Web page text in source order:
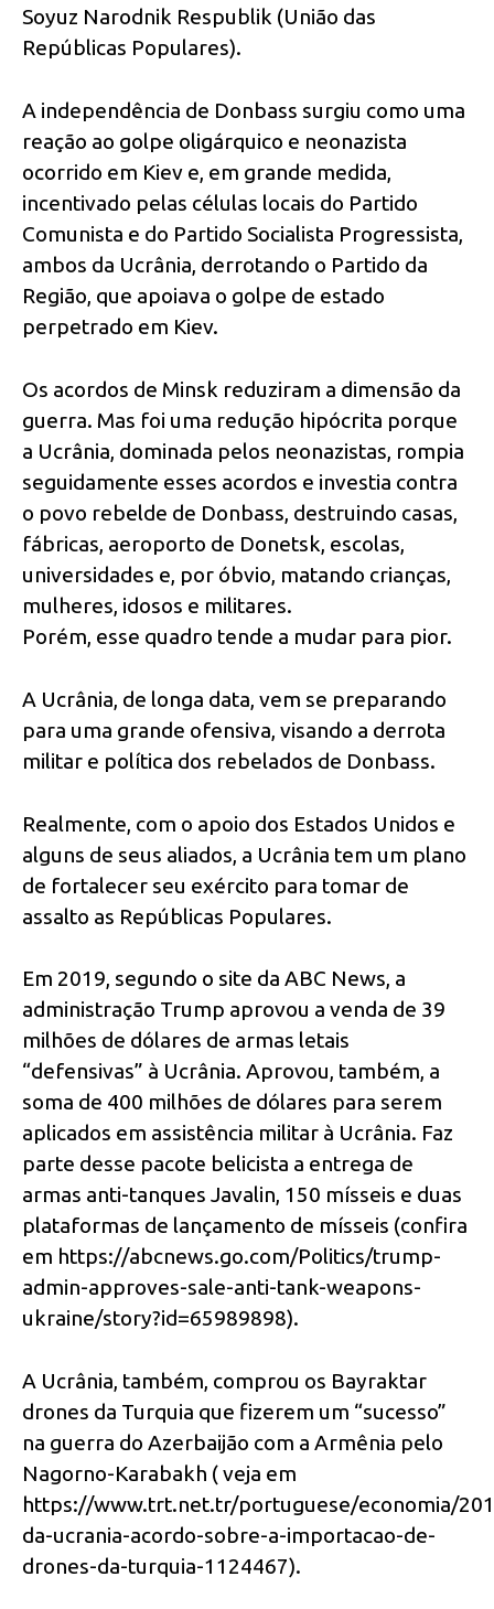
Soyuz Narodnik Respublik (União das
Repúblicas Populares).
A independência de Donbass surgiu como uma
reação ao golpe oligárquico e neonazista
ocorrido em Kiev e, em grande medida,
incentivado pelas células locais do Partido
Comunista e do Partido Socialista Progressista,
ambos da Ucrânia, derrotando o Partido da
Região, que apoiava o golpe de estado
perpetrado em Kiev.
Os acordos de Minsk reduziram a dimensão da
guerra. Mas foi uma redução hipócrita porque
a Ucrânia, dominada pelos neonazistas, rompia
seguidamente esses acordos e investia contra
o povo rebelde de Donbass, destruindo casas,
fábricas, aeroporto de Donetsk, escolas,
universidades e, por óbvio, matando crianças,
mulheres, idosos e militares.
Porém, esse quadro tende a mudar para pior.
A Ucrânia, de longa data, vem se preparando
para uma grande ofensiva, visando a derrota
militar e política dos rebelados de Donbass.
Realmente, com o apoio dos Estados Unidos e
alguns de seus aliados, a Ucrânia tem um plano
de fortalecer seu exército para tomar de
assalto as Repúblicas Populares.
Em 2019, segundo o site da ABC News, a
administração Trump aprovou a venda de 39
milhões de dólares de armas letais
“defensivas” à Ucrânia. Aprovou, também, a
soma de 400 milhões de dólares para serem
aplicados em assistência militar à Ucrânia. Faz
parte desse pacote belicista a entrega de
armas anti-tanques Javalin, 150 mísseis e duas
plataformas de lançamento de mísseis (confira
em https://abcnews.go.com/Politics/trump-
admin-approves-sale-anti-tank-weapons-
ukraine/story?id=65989898).
A Ucrânia, também, comprou os Bayraktar
drones da Turquia que fizerem um “sucesso”
na guerra do Azerbaijão com a Armênia pelo
Nagorno-Karabakh ( veja em
https://www.trt.net.tr/portuguese/economia/
da-ucrania-acordo-sobre-a-importacao-de-
drones-da-turquia-1124467).